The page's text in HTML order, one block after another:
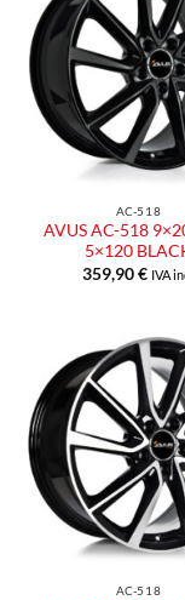
AC-518
AVUS AC-518
5×120
359,90€ IVA
AC-518